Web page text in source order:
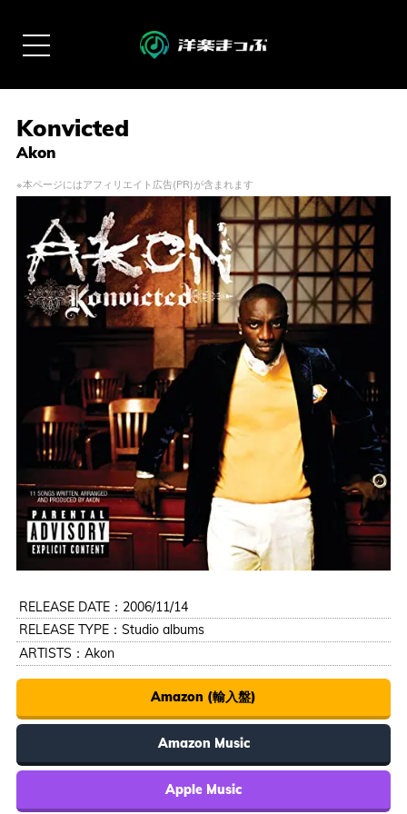
Konvicted
Akon
※本ページにはアフィリエイト広告(PR)が含まれます
RELEASE DATE：2006/11/14
RELEASE TYPE：Studio albums
ARTISTS： Akon
Amazon (輸入盤)
Amazon Music
Apple Music